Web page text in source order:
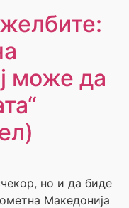
може да
но и да биде
Македонија